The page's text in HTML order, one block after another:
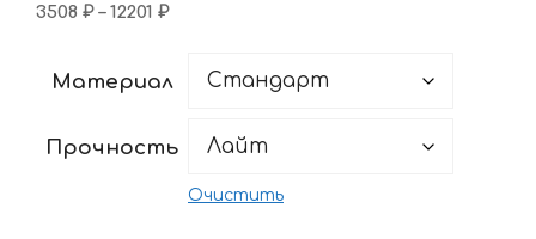
3508 ₽ – 12201 ₽Диапазон
–
Материал
Прочность
Очистить